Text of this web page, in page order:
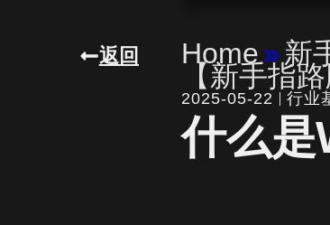
返回 Home» 新
【新手指
2025-05-22 行业
什么是